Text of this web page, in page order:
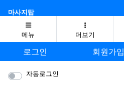
마사지탑
메뉴 더보기
로그인 회원가입
자동로그인